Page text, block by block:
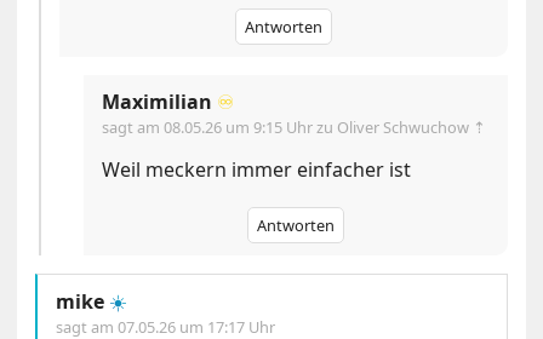
Antworten
Maximilian ♾️
sagt am08.05.26 um 9:15 Uhrzu Oliver Schwuchow ⇡
Weil meckern immer einfacher ist
Antworten
mike ☀️
sagt am07.05.26 um 17:17 Uhr